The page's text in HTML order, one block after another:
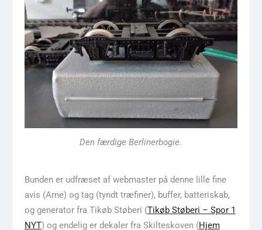
Den færdige Berlinerbogie.
Bunden er udfræset af webmaster på denne lille fine
avis (Arne) og tag (tyndt træfiner), buffer, batteriskab,
og generator fra Tikøb Støberi (Tikøb Støberi – Spor 1
NYT) og endelig er dekaler fra Skilteskoven (Hjem